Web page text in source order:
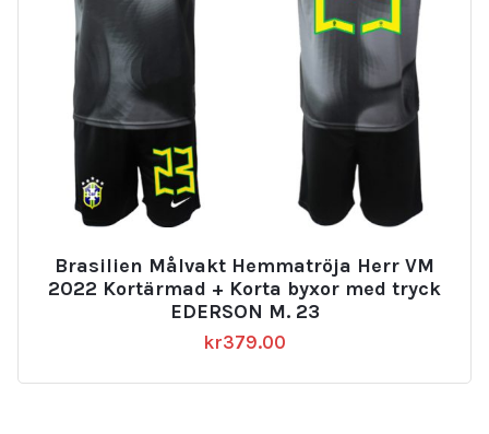
Brasilien Målvakt Hemmatröja Herr VM
2022 Kortärmad + Korta byxor med tryck
EDERSON M. 23
kr379.00